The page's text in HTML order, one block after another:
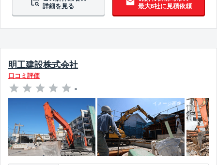
詳細を見る
最大6社に見積依頼
明工建設株式会社
口コミ評価
-